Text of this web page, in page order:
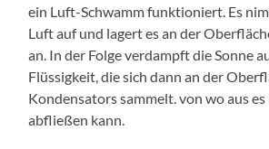
ein Luft-Schwamm funktioniert. Es
Luft auf und lagert es an der
an. In der Folge verdampft die Sonne
Flüssigkeit, die sich dann an der
Kondensators sammelt. von wo aus
abfließen kann.